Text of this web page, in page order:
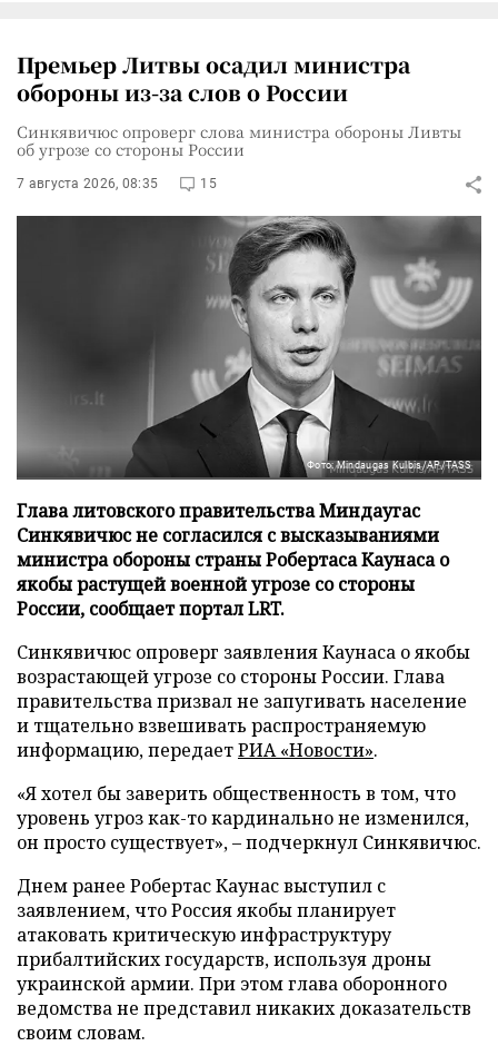
Премьер Литвы осадил министра
обороны из-за слов о России
Синкявичюс опроверг слова министра обороны Ливты
об угрозе со стороны России
7 августа 2026, 08:35 15
Фото: Mindaugas Kulbis/AP/TASS
Глава литовского правительства Миндаугас
Синкявичюс не согласился с высказываниями
министра обороны страны Робертаса Каунаса о
якобы растущей военной угрозе со стороны
России, сообщает портал LRT.
Синкявичюс опроверг заявления Каунаса о якобы
возрастающей угрозе со стороны России. Глава
правительства призвал не запугивать население
и тщательно взвешивать распространяемую
информацию, передаетРИА «Новости».
«Я хотел бы заверить общественность в том, что
уровень угроз как-то кардинально не изменился,
он просто существует», – подчеркнул Синкявичюс.
Днем ранее Робертас Каунас выступил с
заявлением, что Россия якобы планирует
атаковать критическую инфраструктуру
прибалтийских государств, используя дроны
украинской армии. При этом глава оборонного
ведомства не представил никаких доказательств
своим словам.